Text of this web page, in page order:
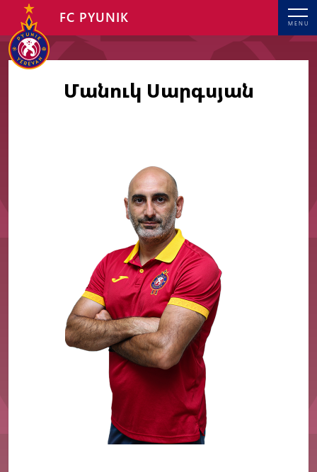
MENU
FC PYUNIK
Մանուկ Սարգսյան